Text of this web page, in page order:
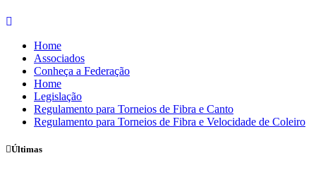
Skip
contentHome
Associados
Conheça a Federação
Home
Legislação
Regulamento para Torneios de Fibra e Canto
Regulamento para Torneios de Fibra e Velocidade de Coleiro
Últimas